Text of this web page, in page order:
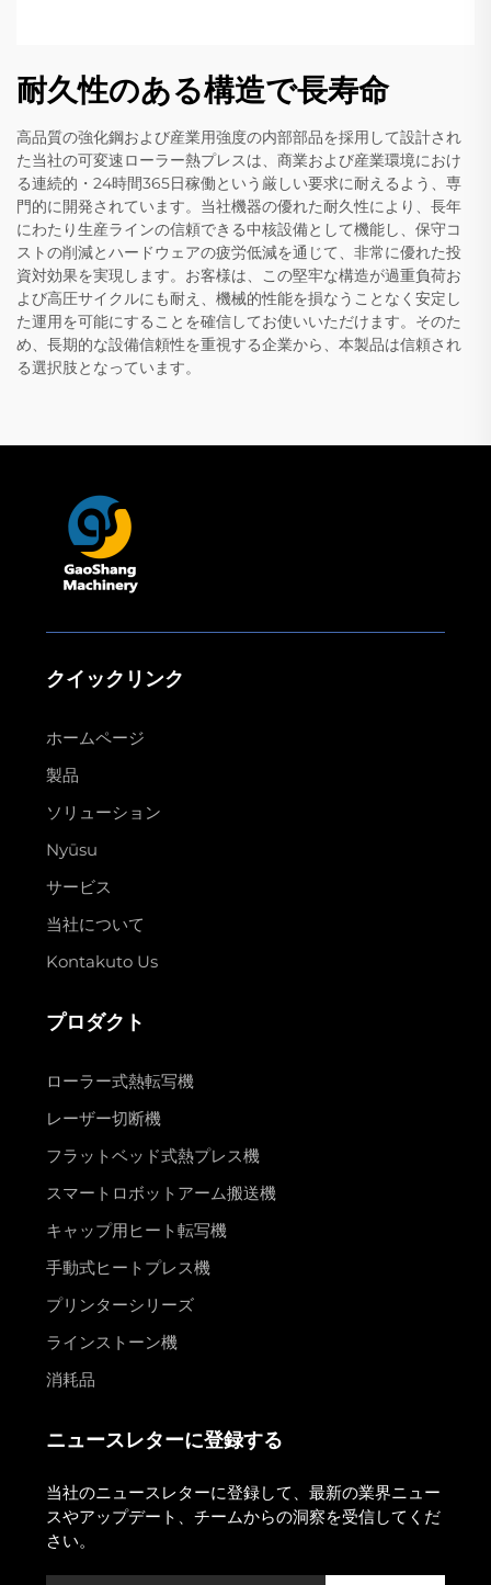
耐久性のある構造で長寿命
高品質の強化鋼および産業用強度の内部部品を採用して設計され
た当社の可変速ローラー熱プレスは、商業および産業環境におけ
る連続的・24時間365日稼働という厳しい要求に耐えるよう、専
門的に開発されています。当社機器の優れた耐久性により、長年
にわたり生産ラインの信頼できる中核設備として機能し、保守コ
ストの削減とハードウェアの疲労低減を通じて、非常に優れた投
資対効果を実現します。お客様は、この堅牢な構造が過重負荷お
よび高圧サイクルにも耐え、機械的性能を損なうことなく安定し
た運用を可能にすることを確信してお使いいただけます。そのた
め、長期的な設備信頼性を重視する企業から、本製品は信頼され
る選択肢となっています。
クイックリンク
ホームページ
製品
ソリューション
Nyūsu
サービス
当社について
Kontakuto Us
プロダクト
ローラー式熱転写機
レーザー切断機
フラットベッド式熱プレス機
スマートロボットアーム搬送機
キャップ用ヒート転写機
手動式ヒートプレス機
プリンターシリーズ
ラインストーン機
消耗品
ニュースレターに登録する
当社のニュースレターに登録して、最新の業界ニュー
スやアップデート、チームからの洞察を受信してくだ
さい。